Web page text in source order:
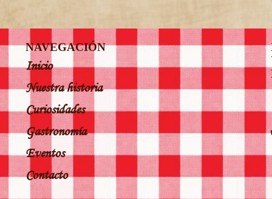
NAVEGACIÓN
Inicio
Nuestra historia
Curiosidades
Gastronomía
Eventos
Contacto